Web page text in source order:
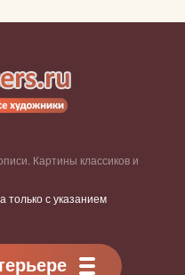
Картины классиков и
с указанием